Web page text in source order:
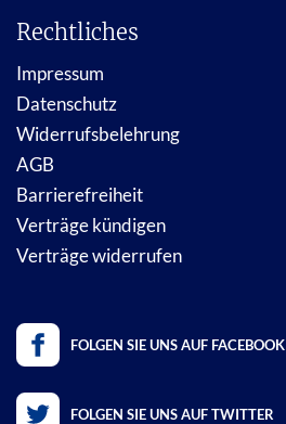
Rechtliches
Impressum
Datenschutz
Widerrufsbelehrung
AGB
Barrierefreiheit
Verträge kündigen
Verträge widerrufen
FOLGEN SIE UNS AUF FACEBOOK
FOLGEN SIE UNS AUF TWITTER